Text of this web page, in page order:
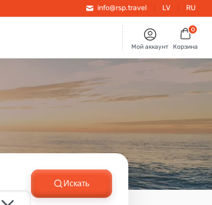
info@rsp.travel LV RU
Мой аккаунт
0
Корзина
Искать